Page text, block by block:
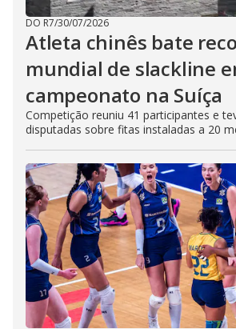
DO R7/30/07/2026
Atleta chinês bate
mundial de slackline
campeonato na Suíça
Competição reuniu 41 participantes e
disputadas sobre fitas instaladas a 20